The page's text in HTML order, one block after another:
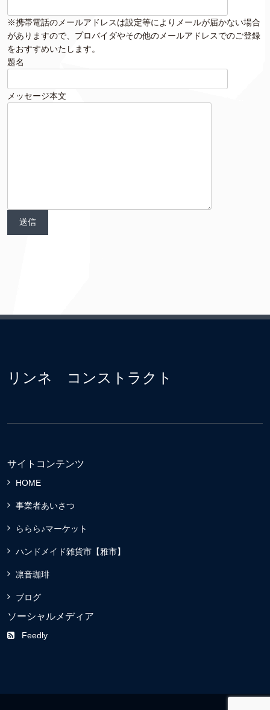
※携帯電話のメールアドレスは設定等によりメールが届かない場合
がありますので、プロバイダやその他のメールアドレスでのご登録
をおすすめいたします。
題名
メッセージ本文
リンネ コンストラクト
サイトコンテンツ
HOME
事業者あいさつ
ららら♪マーケット
ハンドメイド雑貨市【雅市】
凛音珈琲
ブログ
ソーシャルメディア
Feedly